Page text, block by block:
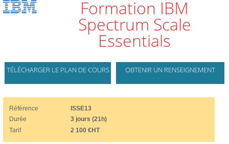
Formation IBM
Spectrum Scale
Essentials
TÉLÉCHARGER LE PLAN DE COURS OBTENIR UN RENSEIGNEMENT
Référence
ISSE13
Durée
3 jours (21h)
Tarif
2 100 €HT